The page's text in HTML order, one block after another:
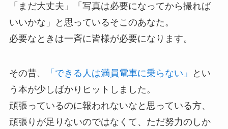
「まだ大丈夫」「写真は必要になってから撮れば
いいかな」と思っているそこのあなた。
必要なときは一斉に皆様が必要になります。
その昔、 「できる人は満員電車に乗らない」
とい
う本が少しばかりヒットしました。
頑張っているのに報われないなと思っている方、
頑張りが足りないのではなくて、ただ努力のしか